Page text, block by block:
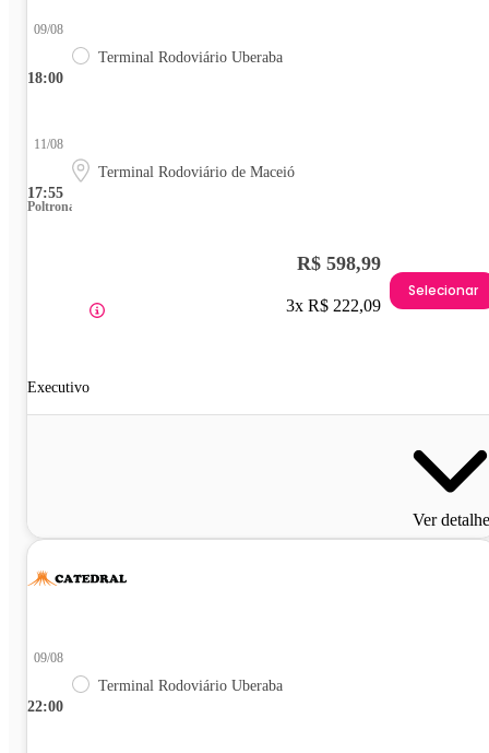
18:00
09/08
Terminal Rodoviário Uberaba
17:55
11/08
Terminal Rodoviário de Maceió
Poltrona
Executivo
R$ 598,99
3x R$ 222,09
Selecionar
Ver
22:00
09/08
Terminal Rodoviário Uberaba